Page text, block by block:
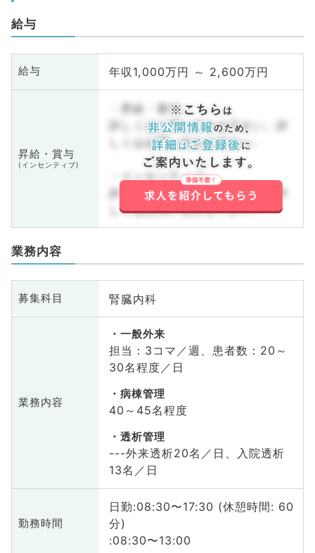
給与
給与 年収1,000万円 ～ 2,600万円
昇給・賞与
(インセンティブ)
・昇給・賞与
詳しくはお問い合わせ下さい。詳
しくはお問い合わせ下さい。
・インセンティブ
詳しくはお問い合わせ下さい。詳
しくはお問い合わせ下さい。
業務内容
募集科目 腎臓内科
業務内容
一般外来
担当：3コマ／週、患者数：20～
30名程度／日
病棟管理
40～45名程度
透析管理
---外来透析20名／日、入院透析
13名／日
勤務時間
日勤:08:30〜17:30 (休憩時間: 60
分)
:08:30〜13:00